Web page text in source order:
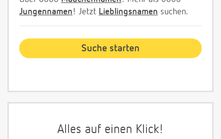
Jungennamen! Jetzt Lieblingsnamen suchen.
Alles auf einen Klick!